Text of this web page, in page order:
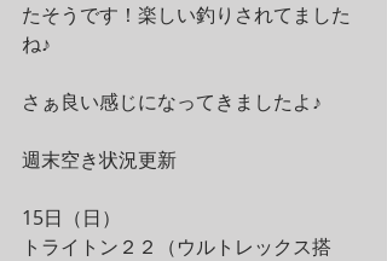
たそうです！楽しい釣りされてました
ね♪
さぁ良い感じになってきましたよ♪
週末空き状況更新
15日（日）
トライトン２２（ウルトレックス搭